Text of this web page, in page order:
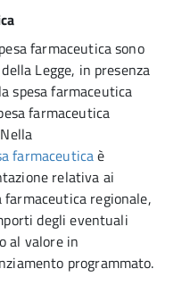
farmaceutica sono
Legge, in presenza
spesa farmaceutica
farmaceutica
farmaceuticaè
relativa ai
regionale,
degli eventuali
al valore in
programmato.